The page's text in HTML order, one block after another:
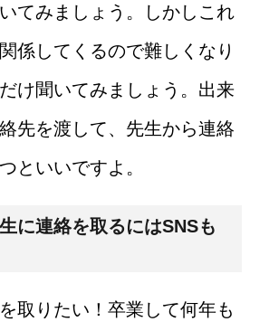
てみましょう。しかしこれ
係してくるので難しくなり
け聞いてみましょう。出来
先を渡して、先生から連絡
といいですよ。
に連絡を取るにはSNSも
取りたい！卒業して何年も